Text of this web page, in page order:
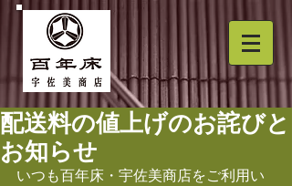
配送料の値上げのお詫びと
お知らせ
いつも百年床・宇佐美商店をご利用い